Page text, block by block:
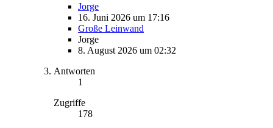
Jorge
16. Juni 2026 um 17:16
Große Leinwand
Jorge
8. August 2026 um 02:32
Antworten
1
Zugriffe
178